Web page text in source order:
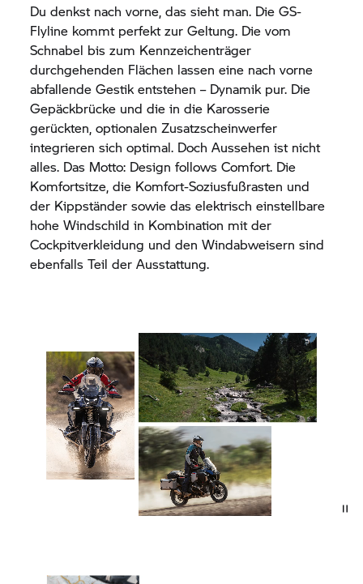
Du denkst nach vorne, das sieht man. Die GS-
Flyline kommt perfekt zur Geltung. Die vom
Schnabel bis zum Kennzeichenträger
durchgehenden Flächen lassen eine nach vorne
abfallende Gestik entstehen – Dynamik pur. Die
Gepäckbrücke und die in die Karosserie
gerückten, optionalen Zusatzscheinwerfer
integrieren sich optimal. Doch Aussehen ist nicht
alles. Das Motto: Design follows Comfort. Die
Komfortsitze, die Komfort-Soziusfußrasten und
der Kippständer sowie das elektrisch einstellbare
hohe Windschild in Kombination mit der
Cockpitverkleidung und den Windabweisern sind
ebenfalls Teil der Ausstattung.